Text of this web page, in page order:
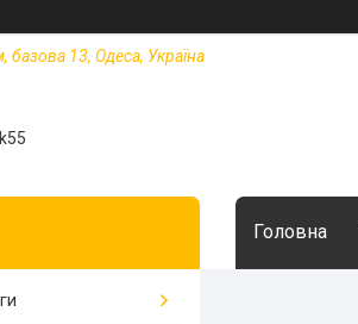
13, Одеса, Україна
Головна